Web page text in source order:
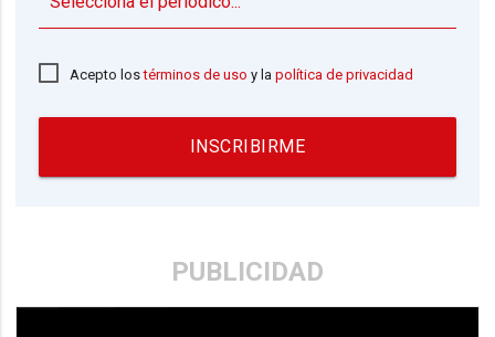
Acepto lostérminos de uso y lapolítica de privacidad
INSCRIBIRME
PUBLICIDAD